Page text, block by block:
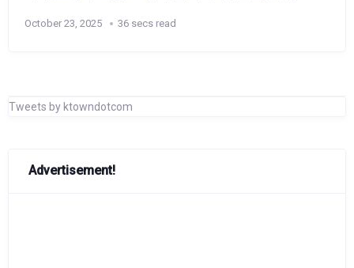
October 23, 2025 36 secs read
Tweets by ktowndotcom
Advertisement!